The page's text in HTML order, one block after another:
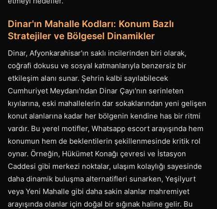
Dinar'ın Mahalle Kodları: Konum Bazlı
Stratejiler ve Bölgesel Dinamikler
Dinar, Afyonkarahisar'ın saklı incilerinden biri olarak,
coğrafi dokusu ve sosyal katmanlarıyla benzersiz bir
etkileşim alanı sunar. Şehrin kalbi sayılabilecek
Cumhuriyet Meydanı'ndan Dinar Çayı'nın serinleten
kıyılarına, eski mahallelerin dar sokaklarından yeni gelişen
konut alanlarına kadar her bölgenin kendine has bir ritmi
vardır. Bu yerel motifler, Whatsapp escort arayışında hem
konumun hem de beklentilerin şekillenmesinde kritik rol
oynar. Örneğin, Hükümet Konağı çevresi ve İstasyon
Caddesi gibi merkezi noktalar, ulaşım kolaylığı sayesinde
daha dinamik buluşma alternatifleri sunarken, Yeşilyurt
veya Yeni Mahalle gibi daha sakin alanlar mahremiyet
arayışında olanlar için doğal bir sığınak haline gelir. Bu